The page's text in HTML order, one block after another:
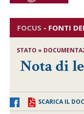
FOCUS - FONTI
STATO »
Nota di
SCARICA IL